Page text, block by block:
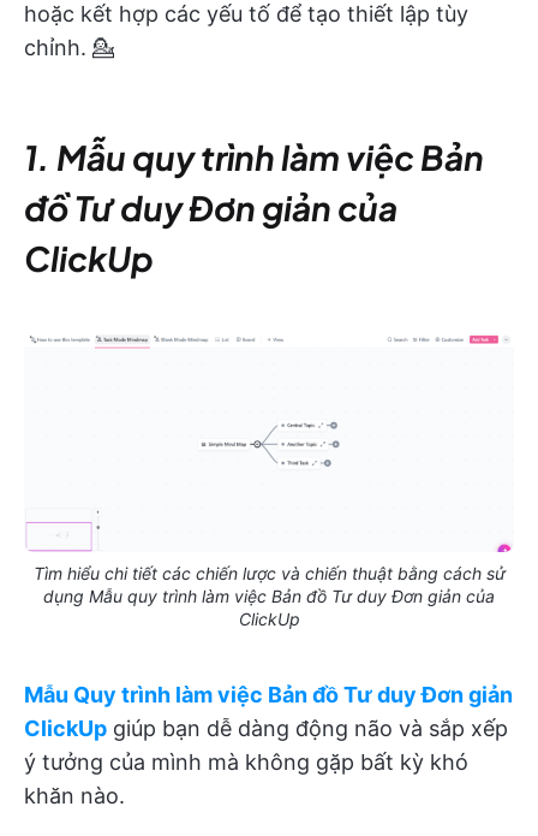
hoặc kết hợp các yếu tố để tạo thiết lập tùy
chỉnh. 💁
1. Mẫu quy trình làm việc Bản
đồ Tư duy Đơn giản của
ClickUp
Tìm hiểu chi tiết các chiến lược và chiến thuật bằng cách sử
dụng Mẫu quy trình làm việc Bản đồ Tư duy Đơn giản của
ClickUp
Mẫu Quy trình làm việc Bản đồ Tư duy Đơn giản
ClickUp giúp bạn dễ dàng động não và sắp xếp
ý tưởng của mình mà không gặp bất kỳ khó
khăn nào.